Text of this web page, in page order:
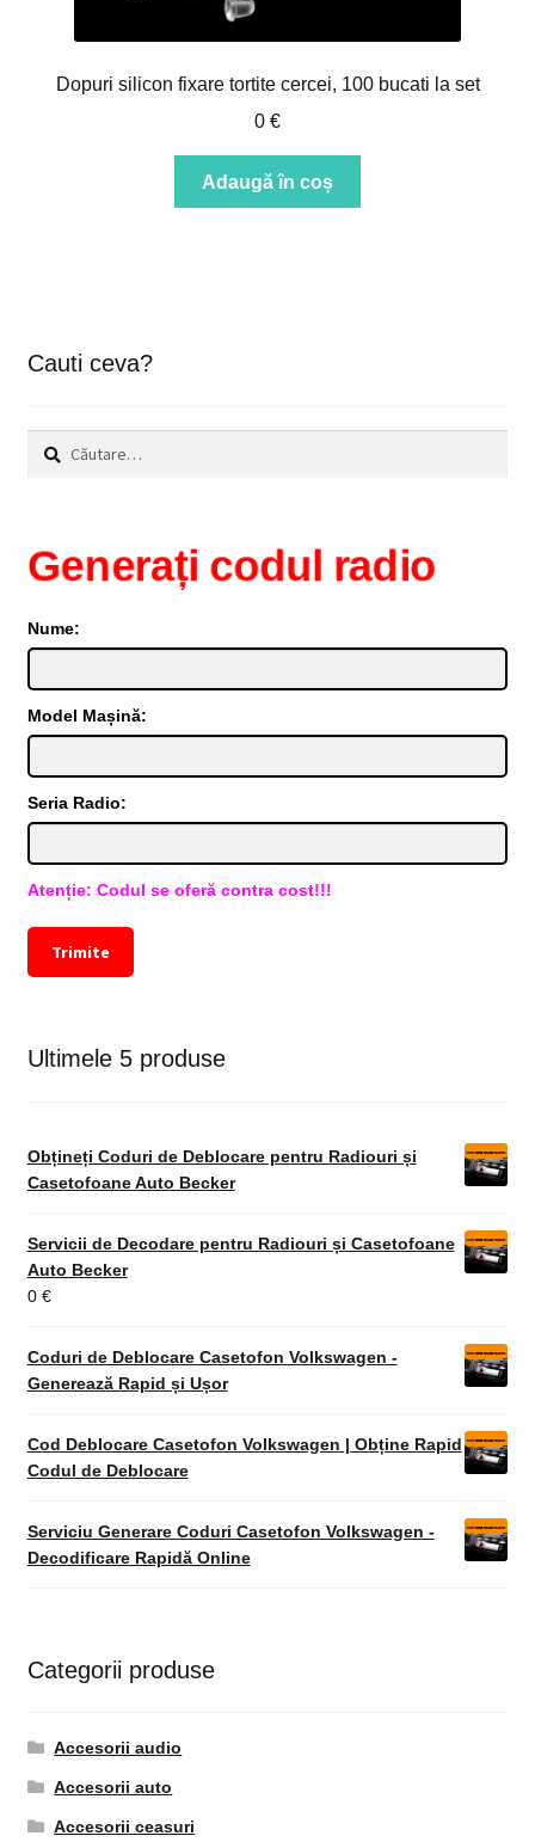
Dopuri silicon fixare tortite cercei, 100 bucati la set
0 €
Adaugă în coș
Cauti ceva?
Caută
după:
Generați codul radio
Nume:
Model Mașină:
Seria Radio:
Atenție: Codul se oferă contra cost!!!
Trimite
Ultimele 5 produse
Obțineți Coduri de Deblocare pentru Radiouri și
Casetofoane Auto Becker
Servicii de Decodare pentru Radiouri și Casetofoane
Auto Becker
0 €
Coduri de Deblocare Casetofon Volkswagen -
Generează Rapid și Ușor
Cod Deblocare Casetofon Volkswagen | Obține Rapid
Codul de Deblocare
Serviciu Generare Coduri Casetofon Volkswagen -
Decodificare Rapidă Online
Categorii produse
Accesorii audio
Accesorii auto
Accesorii ceasuri